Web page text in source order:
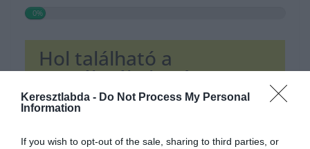
Keresztlabda - Do Not Process My Personal
Information
If you wish to opt-out of the sale, sharing to third parties, or
0%
Hol található a
garnélarákok szíve?